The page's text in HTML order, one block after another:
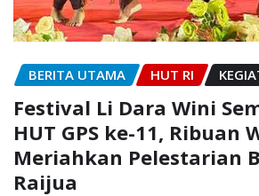
BERITA UTAMA HUT RI
Festival Li Dara Wini
HUT GPS ke-11, Ribuan
Meriahkan Pelestarian
Raijua